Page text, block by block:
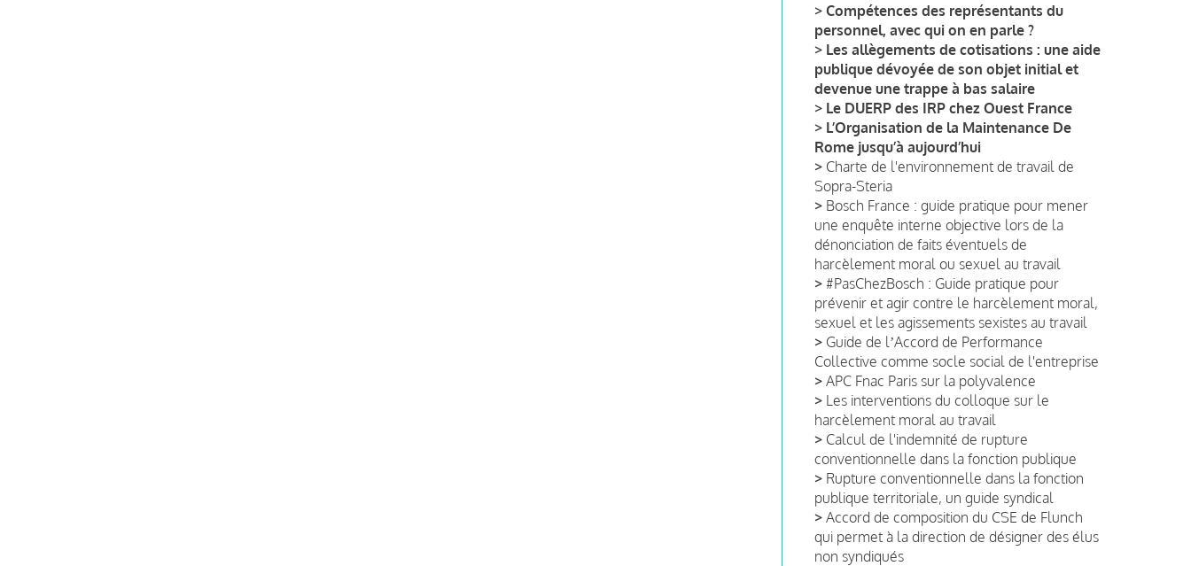
> Compétences des représentants du
personnel, avec qui on en parle ?
> Les allègements de cotisations : une aide
publique dévoyée de son objet initial et
devenue une trappe à bas salaire
> Le DUERP des IRP chez Ouest France
> L’Organisation de la Maintenance De
Rome jusqu’à aujourd’hui
> Charte de l'environnement de travail de
Sopra-Steria
> Bosch France : guide pratique pour mener
une enquête interne objective lors de la
dénonciation de faits éventuels de
harcèlement moral ou sexuel au travail
> #PasChezBosch : Guide pratique pour
prévenir et agir contre le harcèlement moral,
sexuel et les agissements sexistes au travail
> Guide de lʼAccord de Performance
Collective comme socle social de l'entreprise
> APC Fnac Paris sur la polyvalence
> Les interventions du colloque sur le
harcèlement moral au travail
> Calcul de l'indemnité de rupture
conventionnelle dans la fonction publique
> Rupture conventionnelle dans la fonction
publique territoriale, un guide syndical
> Accord de composition du CSE de Flunch
qui permet à la direction de désigner des élus
non syndiqués